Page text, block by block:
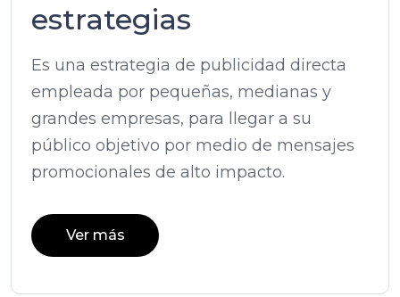
estrategias
Es una estrategia de publicidad directa
empleada por pequeñas, medianas y
grandes empresas, para llegar a su
público objetivo por medio de mensajes
promocionales de alto impacto.
Ver más